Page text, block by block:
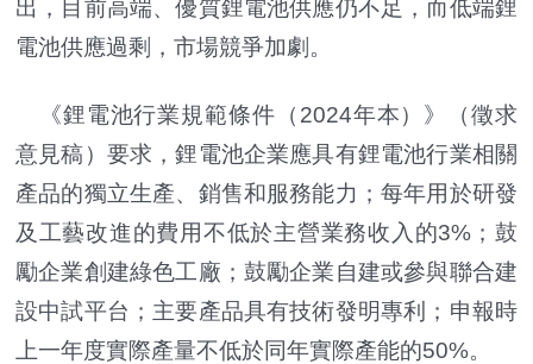
出，目前高端、優質鋰電池供應仍不足，而低端鋰
電池供應過剩，市場競爭加劇。
《鋰電池行業規範條件（2024年本）》（徵求
意見稿）要求，鋰電池企業應具有鋰電池行業相關
產品的獨立生產、銷售和服務能力；每年用於研發
及工藝改進的費用不低於主營業務收入的3%；鼓
勵企業創建綠色工廠；鼓勵企業自建或參與聯合建
設中試平台；主要產品具有技術發明專利；申報時
上一年度實際產量不低於同年實際產能的50%。